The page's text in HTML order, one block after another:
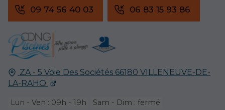
ZA - 5 Voie Des Sociétés 66180 VILLENEUVE-DE-
LA-RAHO
Lun - Ven : 09h - 19h Sam - Dim : fermé
09 74 56 40 03 06 83 15 93 86